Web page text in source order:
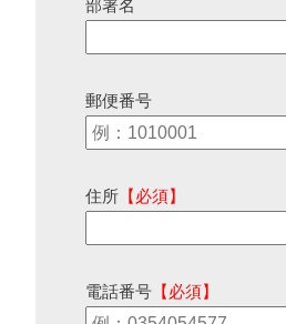
部署名
郵便番号
住所 【必須】
電話番号 【必須】